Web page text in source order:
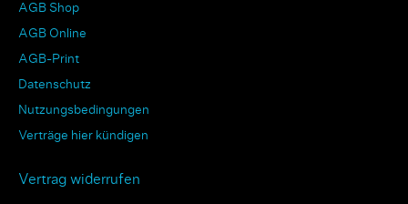
AGB Shop
AGB Online
AGB-Print
Datenschutz
Nutzungsbedingungen
Verträge hier kündigen
Vertrag widerrufen